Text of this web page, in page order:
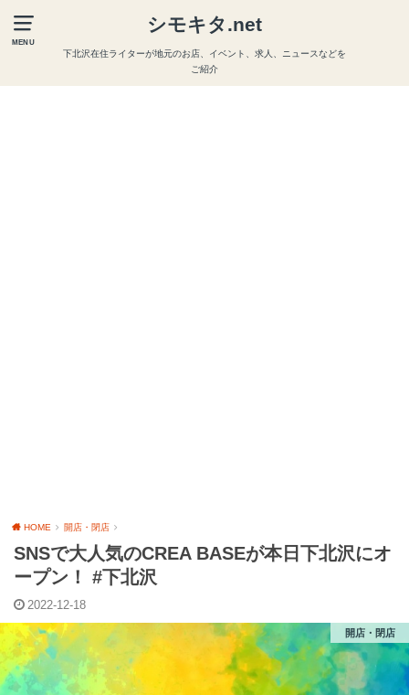
MENU
シモキタ.net
下北沢在住ライターが地元のお店、イベント、求人、ニュースなどを
ご紹介
HOME 開店・閉店
SNSで大人気のCREA BASEが本日下北沢にオ
ープン！ #下北沢
2022-12-18
開店・閉店